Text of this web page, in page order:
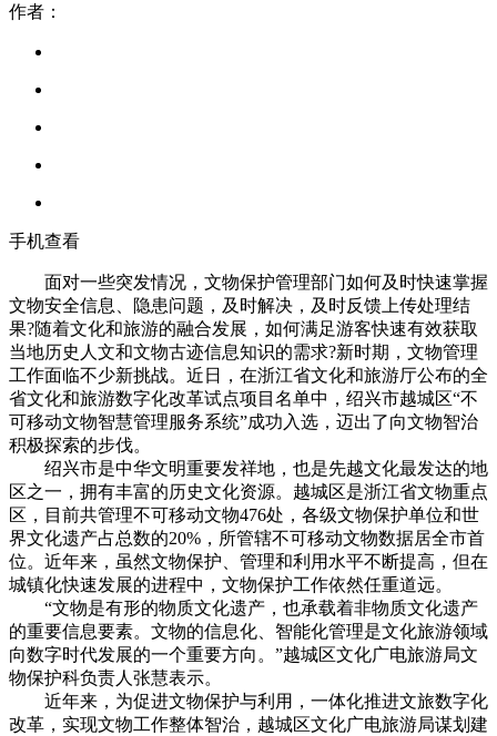
作者：
手机查看
面对一些突发情况，文物保护管理部门如何及时快速掌握
文物安全信息、隐患问题，及时解决，及时反馈上传处理结
果?随着文化和旅游的融合发展，如何满足游客快速有效获取
当地历史人文和文物古迹信息知识的需求?新时期，文物管理
工作面临不少新挑战。近日，在浙江省文化和旅游厅公布的全
省文化和旅游数字化改革试点项目名单中，绍兴市越城区“不
可移动文物智慧管理服务系统”成功入选，迈出了向文物智治
积极探索的步伐。
绍兴市是中华文明重要发祥地，也是先越文化最发达的地
区之一，拥有丰富的历史文化资源。越城区是浙江省文物重点
区，目前共管理不可移动文物476处，各级文物保护单位和世
界文化遗产占总数的20%，所管辖不可移动文物数据居全市首
位。近年来，虽然文物保护、管理和利用水平不断提高，但在
城镇化快速发展的进程中，文物保护工作依然任重道远。
“文物是有形的物质文化遗产，也承载着非物质文化遗产
的重要信息要素。文物的信息化、智能化管理是文化旅游领域
向数字时代发展的一个重要方向。”越城区文化广电旅游局文
物保护科负责人张慧表示。
近年来，为促进文物保护与利用，一体化推进文旅数字化
改革，实现文物工作整体智治，越城区文化广电旅游局谋划建